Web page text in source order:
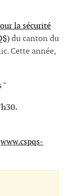
Deutsch
la sécurité
du canton du
Cette année,
"
www.cspqs-